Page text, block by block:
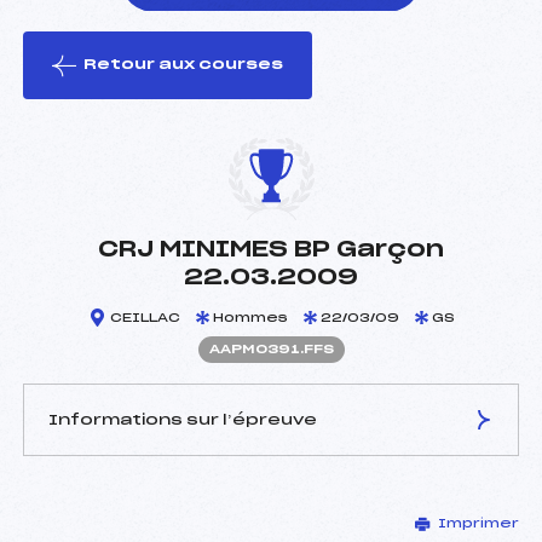
le ski
Retour aux courses
CRJ MINIMES BP Garçon
22.03.2009
CEILLAC Hommes 22/03/09 GS
AAPM0391.FFS
Informations sur l’épreuve
IMBERT MAX (AP)
Imprimer